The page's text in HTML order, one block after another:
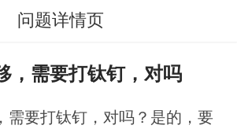
问题详情页
，需要打钛钉，对吗
需要打钛钉，对吗？是的，要